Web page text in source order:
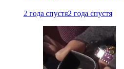
2 года спустя2 года спустя